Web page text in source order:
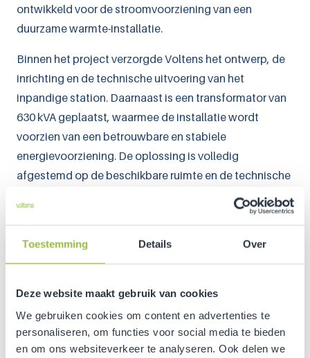
Toestemming Details Over
Deze website maakt gebruik van cookies
We gebruiken cookies om content en advertenties te
personaliseren, om functies voor social media te bieden
en om ons websiteverkeer te analyseren. Ook delen we
ontwikkeld voor de stroomvoorziening van een
duurzame warmte-installatie.
Binnen het project verzorgde Voltens het ontwerp, de
inrichting en de technische uitvoering van het
inpandige station. Daarnaast is een transformator van
630 kVA geplaatst, waarmee de installatie wordt
voorzien van een betrouwbare en stabiele
energievoorziening. De oplossing is volledig
afgestemd op de beschikbare ruimte en de technische
eisen van de locatie aan de Backer en Ruebweg in
Door de integratie van de transformatorruimte binnen
het deels bestaande gebouw en nieuwbouw ontstaat
energievoorziening van de warmte-installatie. Hiermee
draagt het project bij aan duurzame warmteopwekking
en een toekomstbestendige energie-infrastructuur.